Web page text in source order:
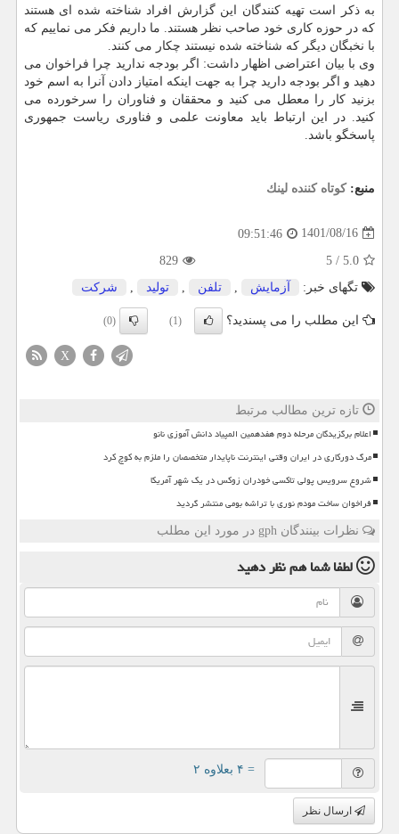
به ذکر است تهیه کنندگان این گزارش افراد شناخته شده ای هستند
که در حوزه کاری خود صاحب نظر هستند. ما داریم فکر می نماییم که
با نخبگان دیگر که شناخته شده نیستند چکار می کنند.
وی با بیان اعتراضی اظهار داشت: اگر بودجه ندارید چرا فراخوان می
دهید و اگر بودجه دارید چرا به جهت اینکه امتیاز دادن آنرا به اسم خود
بزنید کار را معطل می کنید و محققان و فناوران را سرخورده می
کنید. در این ارتباط باید معاونت علمی و فناوری ریاست جمهوری
پاسخگو باشد.
منبع: كوتاه كننده لینك
1401/08/16
09:51:46
5.0
/
5
829
تگهای خبر:
آزمایش تلفن تولید شركت
این مطلب را می پسندید؟ (1)
(0)
X
تازه ترین مطالب مرتبط
اعلام برگزیدگان مرحله دوم هفدهمین المپیاد دانش آموزی نانو
مرگ دورکاری در ایران وقتی اینترنت ناپایدار متخصصان را ملزم به کوچ کرد
شروع سرویس پولی تاکسی خودران زوکس در یک شهر آمریکا
فراخوان ساخت مودم نوری با تراشه بومی منتشر گردید
نظرات بینندگان gph در مورد این مطلب
لطفا شما همنظر دهید
= ۴ بعلاوه ۲
ارسال نظر